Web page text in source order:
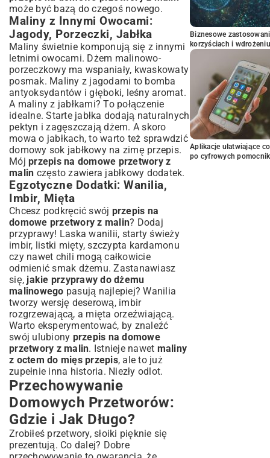
może być bazą do czegoś nowego.
Maliny z Innymi Owocami:
Jagody, Porzeczki, Jabłka
Maliny świetnie komponują się z innymi
letnimi owocami. Dżem malinowo-
porzeczkowy ma wspaniały, kwaskowaty
posmak. Maliny z jagodami to bomba
antyoksydantów i głęboki, leśny aromat.
A maliny z jabłkami? To połączenie
idealne. Starte jabłka dodają naturalnych
pektyn i zagęszczają dżem. A skoro
mowa o jabłkach, to warto też sprawdzić
domowy sok jabłkowy na zimę przepis.
Mój przepis na domowe przetwory z
malin często zawiera jabłkowy dodatek.
Egzotyczne Dodatki: Wanilia,
Imbir, Mięta
Chcesz podkręcić swój przepis na
domowe przetwory z malin? Dodaj
przyprawy! Laska wanilii, starty świeży
imbir, listki mięty, szczypta kardamonu
czy nawet chili mogą całkowicie
odmienić smak dżemu. Zastanawiasz
się, jakie przyprawy do dżemu
malinowego pasują najlepiej? Wanilia
tworzy wersję deserową, imbir
rozgrzewającą, a mięta orzeźwiającą.
Warto eksperymentować, by znaleźć
swój ulubiony przepis na domowe
przetwory z malin. Istnieje nawet maliny
z octem do mięs przepis, ale to już
zupełnie inna historia. Niezły odlot.
Przechowywanie
Domowych Przetworów:
Gdzie i Jak Długo?
Zrobiłeś przetwory, słoiki pięknie się
prezentują. Co dalej? Dobre
Biznesowe
korzyściach i wdrożeniu
Aplikacje ułatwiające
po cyfrowych